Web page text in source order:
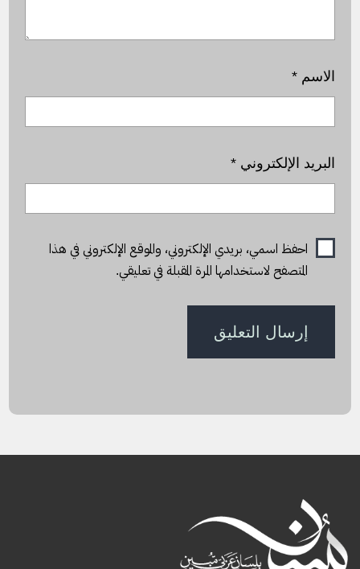
الاسم*
البريد الإلكتروني*
احفظ اسمي، بريدي الإلكتروني، والموقع الإلكتروني في هذا
المتصفح لاستخدامها المرة المقبلة في تعليقي.